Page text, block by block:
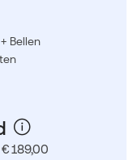
Bellen
189,00